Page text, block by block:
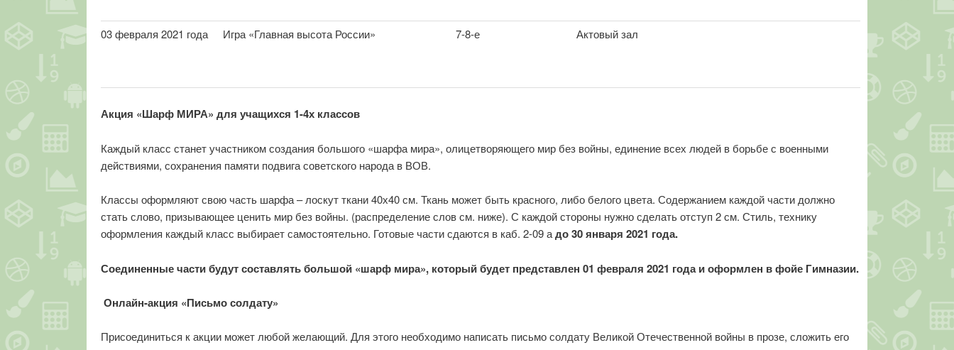
03 февраля 2021 года Игра «Главная высота России» 7-8-е Актовый зал
Акция «Шарф МИРА» для учащихся 1-4х классов
Каждый класс станет участником создания большого «шарфа мира», олицетворяющего мир без войны, единение всех людей в борьбе с военными
действиями, сохранения памяти подвига советского народа в ВОВ.
Классы оформляют свою часть шарфа – лоскут ткани 40х40 см. Ткань может быть красного, либо белого цвета. Содержанием каждой части должно
стать слово, призывающее ценить мир без войны. (распределение слов см. ниже). С каждой стороны нужно сделать отступ 2 см. Стиль, технику
оформления каждый класс выбирает самостоятельно. Готовые части сдаются в каб. 2-09 адо 30 января 2021 года.
Соединенные части будут составлять большой «шарф мира», который будет представлен 01 февраля 2021 года и оформлен в фойе Гимназии.
Онлайн-акция «Письмо солдату»
Присоединиться к акции может любой желающий. Для этого необходимо написать письмо солдату Великой Отечественной войны в прозе, сложить его